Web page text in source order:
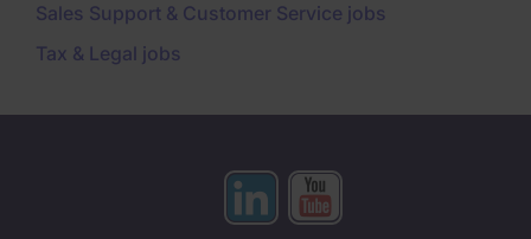
Sales Support & Customer Service jobs
Tax & Legal jobs